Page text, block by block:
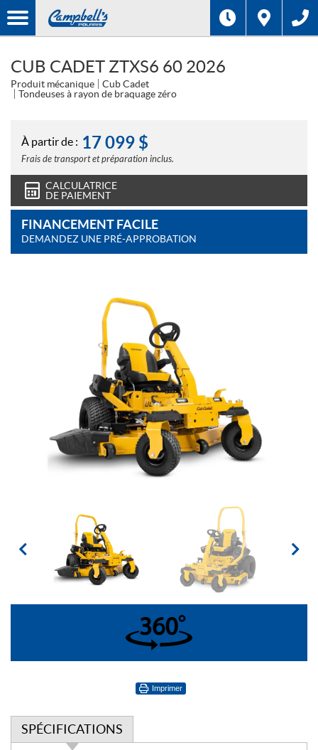
CUB CADET ZTXS6 60 2026
Produit mécanique
Cub Cadet
Tondeuses à rayon de braquage zéro
À partir de : 17 099 $
Frais de transport et préparation inclus.
CALCULATRICE
DE PAIEMENT
FINANCEMENT FACILE
DEMANDEZ UNE PRÉ-APPROBATION
360°
Imprimer
SPÉCIFICATIONS